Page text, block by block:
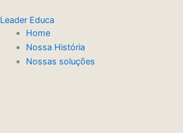
para
conteúdo
Leader Educa
Home
Nossa História
Nossas soluções